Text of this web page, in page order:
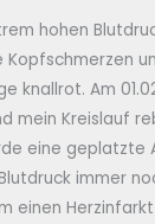
hohen
knallrot. Am
mein Kreislauf
eine geplatzte
immer
einen